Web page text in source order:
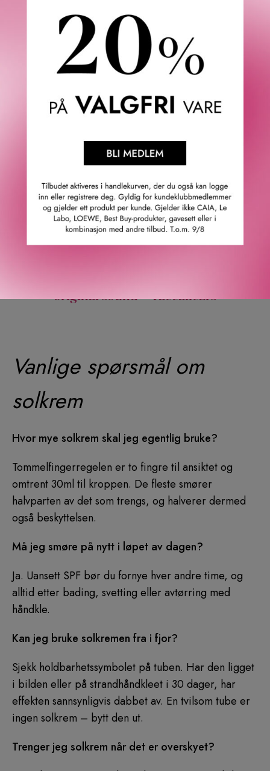
Solpudder med SPFer den diskré redningen midt
på dagen – transparent eller tonet, og frisker
opp beskyttelsen utenpå sminken uten å ødelegge
looken.
enn krem, fyldigere enn spray, og gjør seg like
@itsjuliaxoxo_Are we team spray, cream
or spf stick?
@Caudalie
original sound – raceallcars
Vanlige spørsmål om
solkrem
Hvor mye solkrem skal jeg egentlig bruke?
Tommelfingerregelen er to fingre til ansiktet og
omtrent 30ml til kroppen. De fleste smører
halvparten av det som trengs, og halverer dermed
også beskyttelsen.
Må jeg smøre på nytt i løpet av dagen?
Ja. Uansett SPF bør du fornye hver andre time, og
alltid etter bading, svetting eller avtørring med
håndkle.
Kan jeg bruke solkremen fra i fjor?
Sjekk holdbarhetssymbolet på tuben. Har den ligget
i bilden eller på strandhåndkleet i 30 dager, har
effekten sannsynligvis dabbet av. En tvilsom tube er
ingen solkrem – bytt den ut.
Trenger jeg solkrem når det er overskyet?